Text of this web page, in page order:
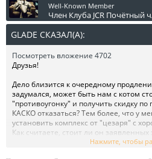
Well-Known Member
Член Клуба JCR Почётный
GLADE СКАЗАЛ(А):
Посмотреть вложение 4702
Друзья!
Дело близится к очередному
задумался, может быть нам с котом
"противоугонку" и получить скидку
КАСКО отказаться? Тем более, что у
установить комплекс от "цезаря" с
Как считаете, стоит ли он заявленных
может кто уже ставил, использует и
Нажмите, чтобы